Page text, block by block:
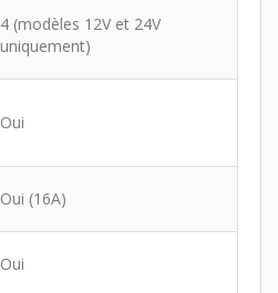
4 (modèles 12V et 24V
uniquement)
Oui
Oui (16A)
Oui